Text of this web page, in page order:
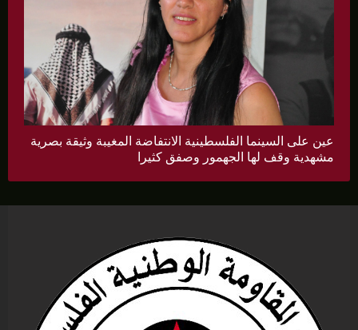
عين على السينما الفلسطينية الانتفاضة المغيبة وثيقة بصرية
مشهدية وقف لها الجهمور وصفق كثيرا